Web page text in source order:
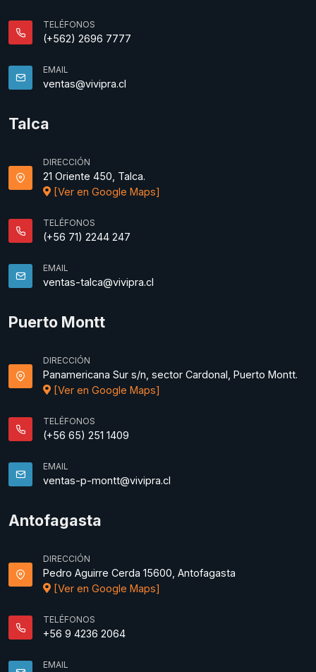
TELÉFONOS
(+562) 2696 7777
EMAIL
ventas@vivipra.cl
Talca
DIRECCIÓN
21 Oriente 450, Talca.
[Ver en Google Maps]
TELÉFONOS
(+56 71) 2244 247
EMAIL
ventas-talca@vivipra.cl
Puerto Montt
DIRECCIÓN
Panamericana Sur s/n, sector Cardonal, Puerto Montt.
[Ver en Google Maps]
TELÉFONOS
(+56 65) 251 1409
EMAIL
ventas-p-montt@vivipra.cl
Antofagasta
DIRECCIÓN
Pedro Aguirre Cerda 15600, Antofagasta
[Ver en Google Maps]
TELÉFONOS
+56 9 4236 2064
EMAIL